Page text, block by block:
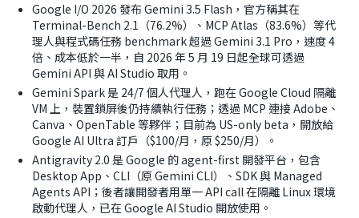
Google I/O 2026 發布 Gemini 3.5 Flash，官方稱其在
Terminal-Bench 2.1（76.2%）、MCP Atlas（83.6%）等代
理人與程式碼任務 benchmark 超過 Gemini 3.1 Pro，速度 4
倍、成本低於一半，自 2026 年 5 月 19 日起全球可透過
Gemini API 與 AI Studio 取用。
Gemini Spark 是 24/7 個人代理人，跑在 Google Cloud 隔離
VM 上，裝置鎖屏後仍持續執行任務；透過 MCP 連接 Adobe、
Canva、OpenTable 等夥伴；目前為 US-only beta，開放給
Google AI Ultra 訂戶（$100/月，原 $250/月）。
Antigravity 2.0 是 Google 的 agent-first 開發平台，包含
Desktop App、CLI（原 Gemini CLI）、SDK 與 Managed
Agents API；後者讓開發者用單一 API call 在隔離 Linux 環境
啟動代理人，已在 Google AI Studio 開放使用。